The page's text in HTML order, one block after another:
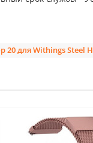
для Withings Steel